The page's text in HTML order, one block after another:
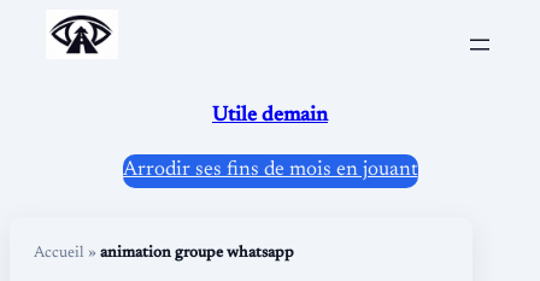
Aller
Utile demain
Arrodir ses fins de mois en jouant
Accueil » animation groupe whatsapp